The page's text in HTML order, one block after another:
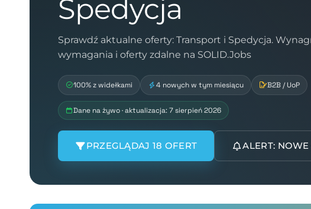
Spedycja
Sprawdź aktualne oferty: Transport i Spedycja.
wymagania i oferty zdalne na SOLID.Jobs
100% z widełkami 4 nowych w tym miesiącu B2B / UoP
Dane na żywo · aktualizacja: 7 sierpień 2026
PRZEGLĄDAJ 18 OFERT ALERT: